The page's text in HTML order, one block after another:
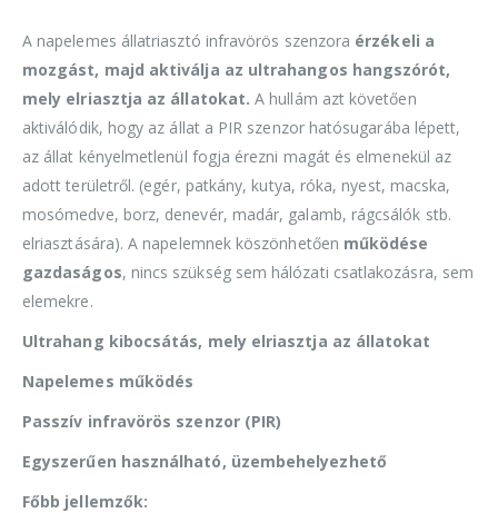
A napelemes állatriasztó infravörös szenzora érzékeli a
mozgást, majd aktiválja az ultrahangos hangszórót,
mely elriasztja az állatokat. A hullám azt követően
aktiválódik, hogy az állat a PIR szenzor hatósugarába lépett,
az állat kényelmetlenül fogja érezni magát és elmenekül az
adott területről. (egér, patkány, kutya, róka, nyest, macska,
mosómedve, borz, denevér, madár, galamb, rágcsálók stb.
elriasztására). A napelemnek köszönhetően működése
gazdaságos, nincs szükség sem hálózati csatlakozásra, sem
elemekre.
Ultrahang kibocsátás, mely elriasztja az állatokat
Napelemes működés
Passzív infravörös szenzor (PIR)
Egyszerűen használható, üzembehelyezhető
Főbb jellemzők: